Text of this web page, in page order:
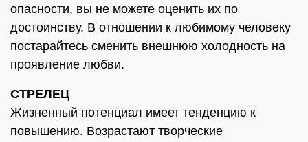
опасности, вы не можете оценить их по
достоинству. В отношении к любимому человеку
постарайтесь сменить внешнюю холодность на
проявление любви.
СТРЕЛЕЦ
Жизненный потенциал имеет тенденцию к
повышению. Возрастают творческие